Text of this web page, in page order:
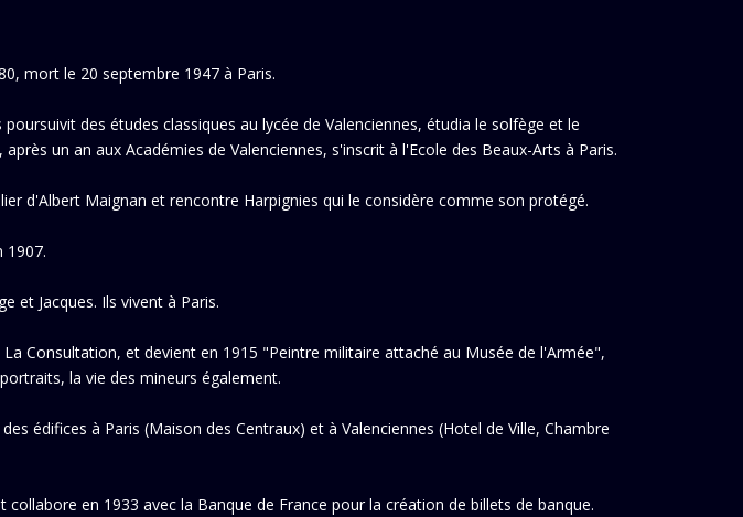
mort le 20 septembre 1947 à Paris.
des études classiques au lycée de Valenciennes, étudia le solfège et le
un an aux Académies de Valenciennes, s'inscrit à l'Ecole des Beaux-Arts à Paris.
d'Albert Maignan et rencontre Harpignies qui le considère comme son protégé.
1907.
et Jacques. Ils vivent à Paris.
Consultation, et devient en 1915 "Peintre militaire attaché au Musée de l'Armée",
la vie des mineurs également.
édifices à Paris (Maison des Centraux) et à Valenciennes (Hotel de Ville, Chambre
en 1933 avec la Banque de France pour la création de billets de banque.